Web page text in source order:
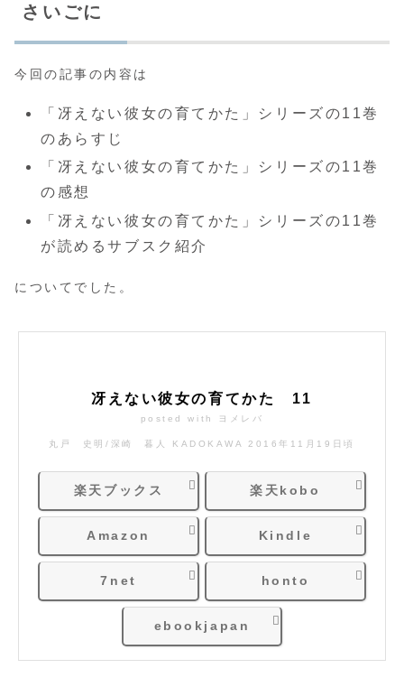
さいごに
今回の記事の内容は
「冴えない彼女の育てかた」シリーズの11巻
のあらすじ
「冴えない彼女の育てかた」シリーズの11巻
の感想
「冴えない彼女の育てかた」シリーズの11巻
が読めるサブスク紹介
についてでした。
冴えない彼女の育てかた 11
posted with ヨメレバ
丸戸 史明/深崎 暮人 KADOKAWA 2016年11月19日頃
楽天ブックス 楽天kobo
Amazon Kindle
7net honto
ebookjapan